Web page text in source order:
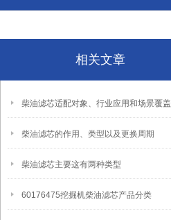
相关文章
柴油滤芯适配对象、行业应用和场景覆盖
柴油滤芯的作用、类型以及更换周期
柴油滤芯主要这有两种类型
60176475挖掘机柴油滤芯产品分类